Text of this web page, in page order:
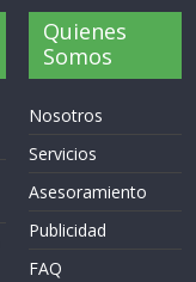
Quienes
Somos
Nosotros
Servicios
Asesoramiento
Publicidad
FAQ